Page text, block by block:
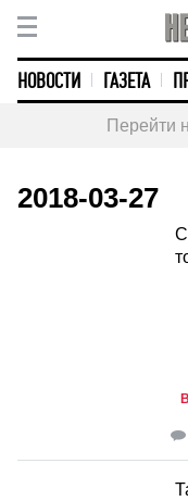
НОВОСТИ ГАЗЕТА
Перейти
2018-03-27